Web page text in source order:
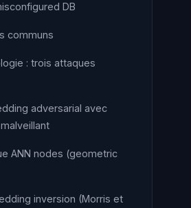
DB
communs
: trois attaques
adversarial avec
ANN nodes (geometric
inversion (Morris et